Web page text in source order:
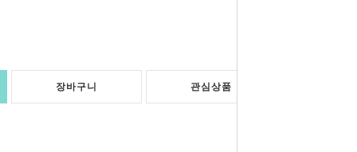
장바구니 관심상품